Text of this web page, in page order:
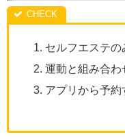
セルフエステ
運動と組み合
アプリから予